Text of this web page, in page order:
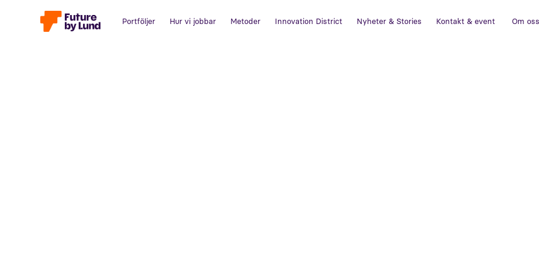
Portföljer Hur vi jobbar Metoder Innovation District Nyheter & Stories Kontakt & event Om